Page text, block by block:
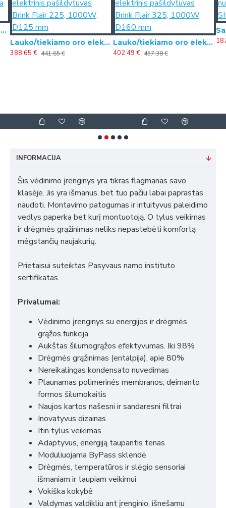
Brink oro valymo įrenginys Pure induct (ultra filtravimas)
Lauko/tiekiamo oro elektrinis pašildytuvas Brink Flair 225, 1000W, D125 mm
388.65 € 441.65 €
Lauko/tiekiamo oro elektrinis pašildytuvas Brink Flair 325, 1000W, D160 mm
402.49 € 457.38 €
INFORMACIJA
Šis vėdinimo įrenginys yra tikras flagmanas savo
klasėje. Jis yra išmanus, bet tuo pačiu labai paprastas
naudoti. Montavimo patogumas ir intuityvus paleidimo
vedlys paperka bet kurį montuotoją. O tylus veikimas
ir drėgmės grąžinimas neliks nepastebėti komfortą
mėgstančių naujakurių.
Prietaisui suteiktas Pasyvaus namo instituto
sertifikatas.
Privalumai:
Vėdinimo įrenginys su energijos ir drėgmės
grąžos funkcija
Aukštas šilumogrąžos efektyvumas. Iki 98%
Drėgmės grąžinimas (entalpija), apie 80%
Nereikalingas kondensato nuvedimas
Plaunamas polimerinės membranos, deimanto
formos šilumokaitis
Naujos kartos našesni ir sandaresni filtrai
Inovatyvus dizainas
Itin tylus veikimas
Adaptyvus, energiją taupantis tenas
Moduliuojama ByPass sklendė
Drėgmės, temperatūros ir slėgio sensoriai
išmaniam ir taupiam veikimui
Vokiška kokybė
Valdymas valdikliu ant įrenginio, išnešamu